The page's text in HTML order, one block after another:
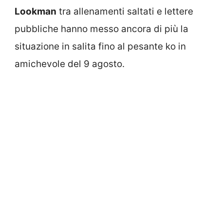
Lookman tra allenamenti saltati e lettere
pubbliche hanno messo ancora di più la
situazione in salita fino al pesante ko in
amichevole del 9 agosto.